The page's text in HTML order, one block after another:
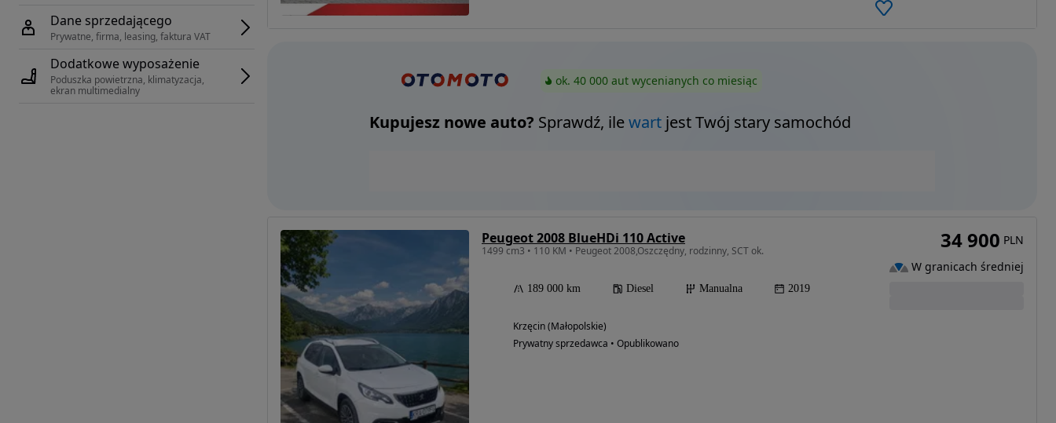
Dane sprzedającego
Prywatne, firma, leasing, faktura VAT
Dodatkowe wyposażenie
Poduszka powietrzna, klimatyzacja,
ekran multimedialny
ok. 40 000 aut wycenianych co miesiąc
Kupujesz nowe auto? Sprawdź, ilewartjest Twój stary samochód
Peugeot 2008 BlueHDi 110 Active
1499 cm3 • 110 KM • Peugeot 2008,Oszczędny, rodzinny, SCT ok.
189 000 km Diesel Manualna 2019
Krzęcin (Małopolskie)
Prywatny sprzedawca • Opublikowano
34 900 PLN
W granicach średniej